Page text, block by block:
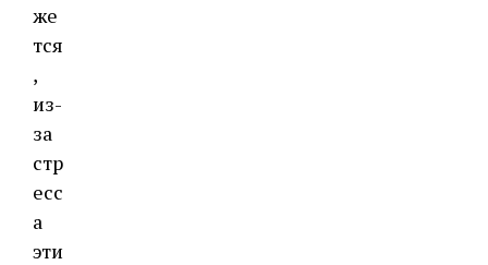
же
тся
,
из-
за
стр
есс
а
эти